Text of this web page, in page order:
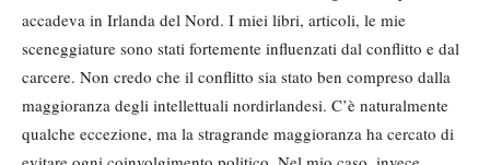
accadeva in Irlanda del Nord. I miei libri, articoli, le mie
sceneggiature sono stati fortemente influenzati dal conflitto e dal
carcere. Non credo che il conflitto sia stato ben compreso dalla
maggioranza degli intellettuali nordirlandesi. C’è naturalmente
qualche eccezione, ma la stragrande maggioranza ha cercato di